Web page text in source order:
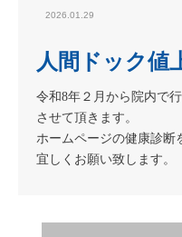
2026.01.29
人間ドック値
令和8年２月から院内で
させて頂きます。
ホームページの健康診断
宜しくお願い致します。